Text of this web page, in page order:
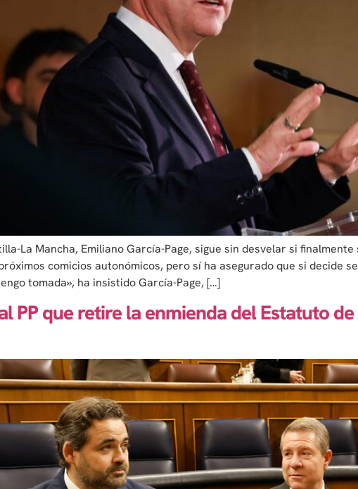
La Mancha, Emiliano García-Page, sigue sin desvelar si
comicios autonómicos, pero sí ha asegurado que si decide
tomada», ha insistido García-Page, […]
PP que retire la enmienda del Estatuto